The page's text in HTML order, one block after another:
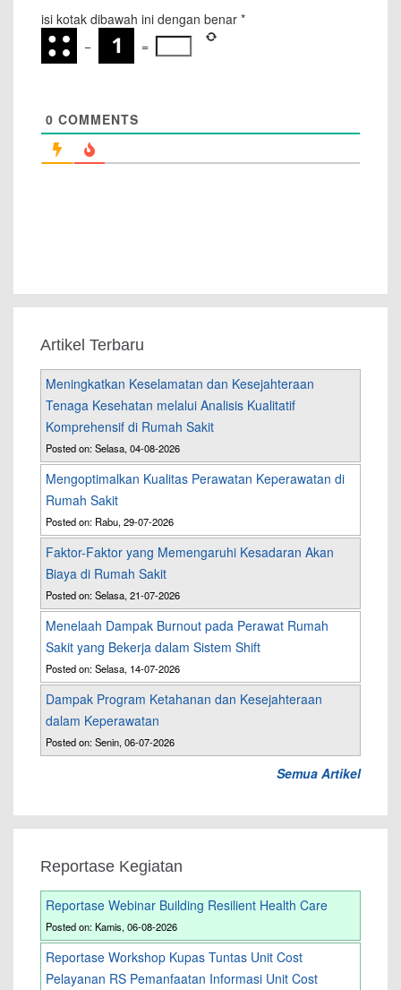
isi kotak dibawah ini dengan benar *
−
=
0 COMMENTS
Artikel Terbaru
Meningkatkan Keselamatan dan Kesejahteraan
Tenaga Kesehatan melalui Analisis Kualitatif
Komprehensif di Rumah Sakit
Posted on: Selasa, 04-08-2026
Mengoptimalkan Kualitas Perawatan Keperawatan di
Rumah Sakit
Posted on: Rabu, 29-07-2026
Faktor-Faktor yang Memengaruhi Kesadaran Akan
Biaya di Rumah Sakit
Posted on: Selasa, 21-07-2026
Menelaah Dampak Burnout pada Perawat Rumah
Sakit yang Bekerja dalam Sistem Shift
Posted on: Selasa, 14-07-2026
Dampak Program Ketahanan dan Kesejahteraan
dalam Keperawatan
Posted on: Senin, 06-07-2026
Semua Artikel
Reportase Kegiatan
Reportase Webinar Building Resilient Health Care
Posted on: Kamis, 06-08-2026
Reportase Workshop Kupas Tuntas Unit Cost
Pelayanan RS Pemanfaatan Informasi Unit Cost